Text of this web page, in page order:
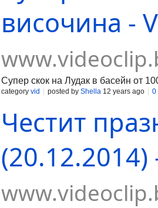
височина -
Супер скок на Лудак в басейн от
category vid posted by Shella 12 years ago 0
Честит